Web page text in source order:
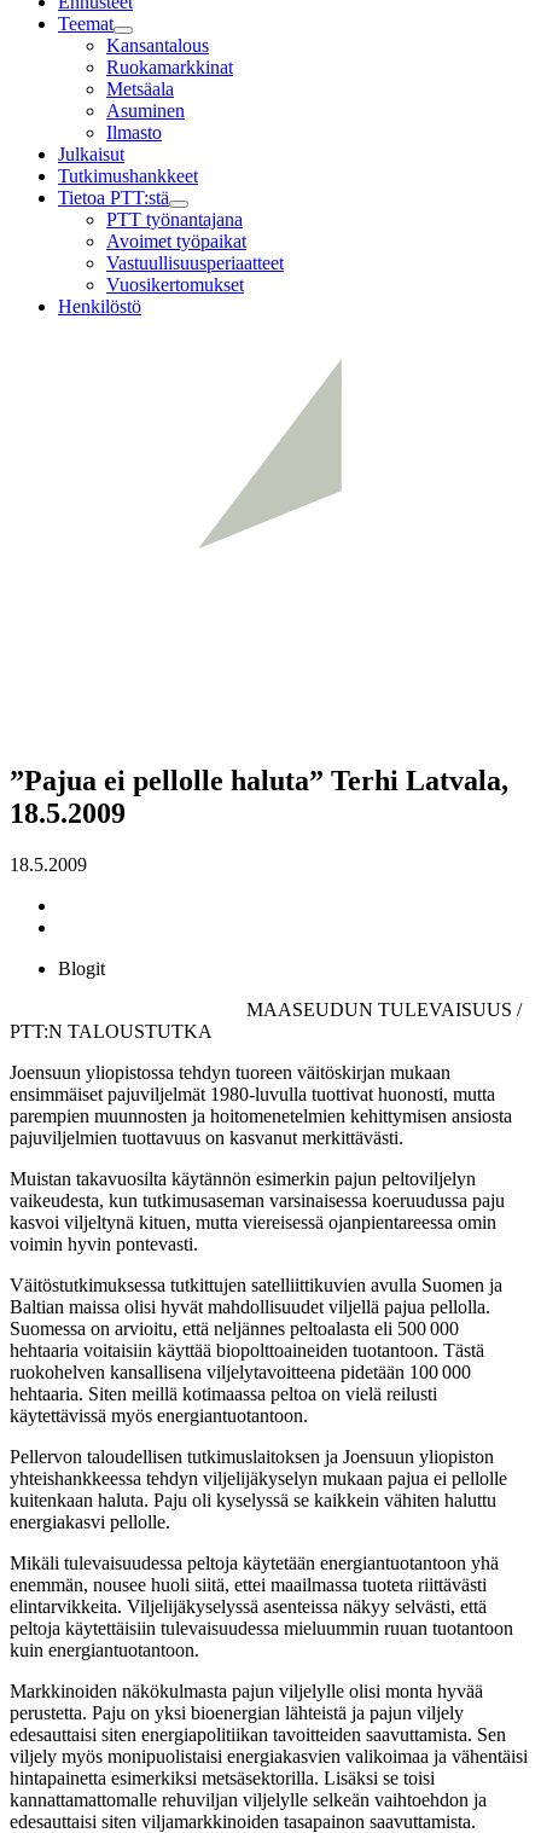
Teemat
Child
menu
Kansantalous
Ruokamarkkinat
Metsäala
Asuminen
Ilmasto
Julkaisut
Tutkimushankkeet
Tietoa PTT:stä
Child
menu
PTT työnantajana
Avoimet työpaikat
Vastuullisuusperiaatteet
Vuosikertomukset
Henkilöstö
”Pajua ei pellolle haluta” Terhi Latvala,
18.5.2009
18.5.2009
Blogit
MAASEUDUN TULEVAISUUS /
PTT:N TALOUSTUTKA
Joensuun yliopistossa tehdyn tuoreen väitöskirjan mukaan
ensimmäiset pajuviljelmät 1980-luvulla tuottivat huonosti, mutta
parempien muunnosten ja hoitomenetelmien kehittymisen ansiosta
pajuviljelmien tuottavuus on kasvanut merkittävästi.
Muistan takavuosilta käytännön esimerkin pajun peltoviljelyn
vaikeudesta, kun tutkimusaseman varsinaisessa koeruudussa paju
kasvoi viljeltynä kituen, mutta viereisessä ojanpientareessa omin
voimin hyvin pontevasti.
Väitöstutkimuksessa tutkittujen satelliittikuvien avulla Suomen ja
Baltian maissa olisi hyvät mahdollisuudet viljellä pajua pellolla.
Suomessa on arvioitu, että neljännes peltoalasta eli 500 000
hehtaaria voitaisiin käyttää biopolttoaineiden tuotantoon. Tästä
ruokohelven kansallisena viljelytavoitteena pidetään 100 000
hehtaaria. Siten meillä kotimaassa peltoa on vielä reilusti
käytettävissä myös energiantuotantoon.
Pellervon taloudellisen tutkimuslaitoksen ja Joensuun yliopiston
yhteishankkeessa tehdyn viljelijäkyselyn mukaan pajua ei pellolle
kuitenkaan haluta. Paju oli kyselyssä se kaikkein vähiten haluttu
energiakasvi pellolle.
Mikäli tulevaisuudessa peltoja käytetään energiantuotantoon yhä
enemmän, nousee huoli siitä, ettei maailmassa tuoteta riittävästi
elintarvikkeita. Viljelijäkyselyssä asenteissa näkyy selvästi, että
peltoja käytettäisiin tulevaisuudessa mieluummin ruuan tuotantoon
kuin energiantuotantoon.
Markkinoiden näkökulmasta pajun viljelylle olisi monta hyvää
perustetta. Paju on yksi bioenergian lähteistä ja pajun viljely
edesauttaisi siten energiapolitiikan tavoitteiden saavuttamista. Sen
viljely myös monipuolistaisi energiakasvien valikoimaa ja vähentäisi
hintapainetta esimerkiksi metsäsektorilla. Lisäksi se toisi
kannattamattomalle rehuviljan viljelylle selkeän vaihtoehdon ja
edesauttaisi siten viljamarkkinoiden tasapainon saavuttamista.